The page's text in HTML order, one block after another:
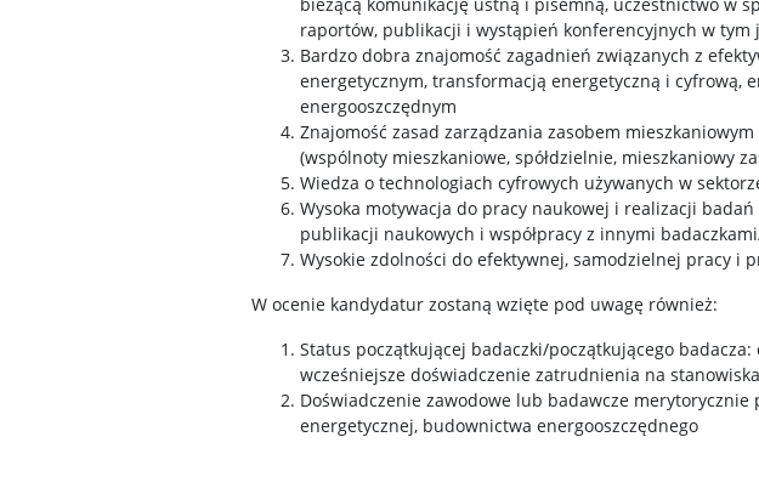
raportów, publikacji i wystąpień konferencyjnych w tym
Bardzo dobra znajomość zagadnień związanych z
energetycznym, transformacją energetyczną i cyfrową,
energooszczędnym
Znajomość zasad zarządzania zasobem
(wspólnoty mieszkaniowe, spółdzielnie, mieszkaniowy
Wiedza o technologiach cyfrowych używanych w
Wysoka motywacja do pracy naukowej i realizacji
publikacji naukowych i współpracy z innymi
Wysokie zdolności do efektywnej, samodzielnej pracy i
W ocenie kandydatur zostaną wzięte pod uwagę również:
Status początkującej badaczki/początkującego
wcześniejsze doświadczenie zatrudnienia na
Doświadczenie zawodowe lub badawcze
energetycznej, budownictwa energooszczędnego